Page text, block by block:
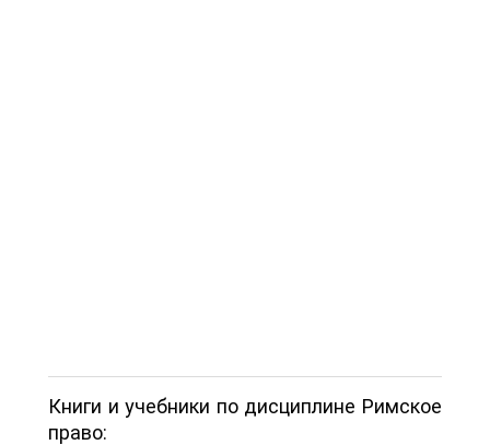
Книги и учебники по дисциплине Римское
право: